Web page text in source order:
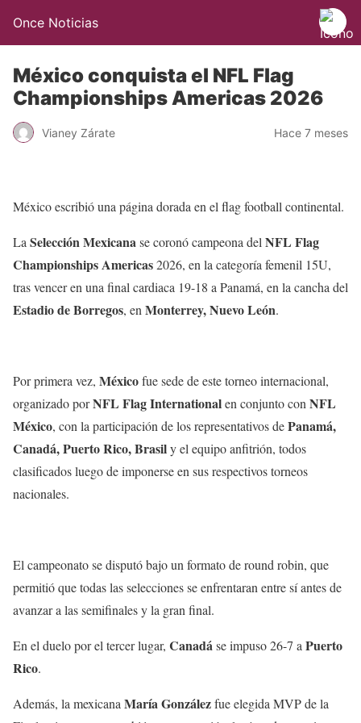
Once Noticias
México conquista el NFL Flag
Championships Americas 2026
Vianey Zárate Hace 7 meses
México escribió una página dorada en el flag football continental.
La Selección Mexicanase coronó campeona del NFL Flag
Championships Americas2026, en la categoría femenil 15U,
tras vencer en una final cardiaca 19-18 a Panamá, en la cancha del
Estadio de Borregos, en Monterrey, Nuevo León.
Por primera vez, Méxicofue sede de este torneo internacional,
organizado porNFL Flag Internationalen conjunto con NFL
México, con la participación de los representativos dePanamá,
Canadá, Puerto Rico, Brasily el equipo anfitrión, todos
clasificados luego de imponerse en sus respectivos torneos
nacionales.
El campeonato se disputó bajo un formato de round robin, que
permitió que todas las selecciones se enfrentaran entre sí antes de
avanzar a las semifinales y la gran final.
En el duelo por el tercer lugar, Canadáse impuso 26-7 a Puerto
Rico.
Además, la mexicana María Gonzálezfue elegida MVP de la